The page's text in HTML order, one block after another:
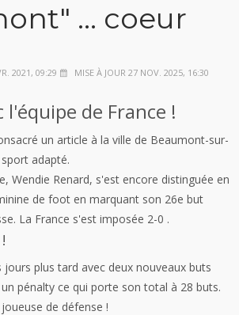
... coeur
2021, 09:29 MISE À JOUR 27 NOV. 2025, 16:30
l'équipe de France !
un article à la ville de Beaumont-sur-
adapté.
Wendie Renard, s'est encore distinguée en
de foot en marquant son 26e but
La France s'est imposée 2-0 .
plus tard avec deux nouveaux buts
pénalty ce qui porte son total à 28 buts.
de défense !